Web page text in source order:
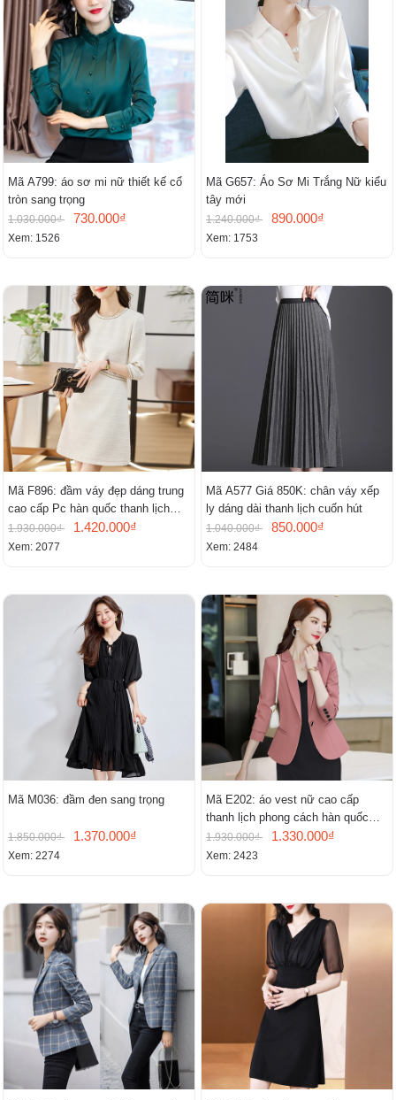
Mã A799: áo sơ mi nữ thiết kế cổ
tròn sang trọng
1.030.000₫ 730.000₫
Xem: 1526
Mã G657: Áo Sơ Mi Trắng Nữ kiểu
tây mới
1.240.000₫ 890.000₫
Xem: 1753
Mã F896: đầm váy đẹp dáng trung
cao cấp Pc hàn quốc thanh lịch
mới
1.930.000₫ 1.420.000₫
Xem: 2077
Mã A577 Giá 850K: chân váy xếp
ly dáng dài thanh lịch cuốn hút
1.040.000₫ 850.000₫
Xem: 2484
Mã M036: đầm đen sang trọng
1.850.000₫ 1.370.000₫
Xem: 2274
Mã E202: áo vest nữ cao cấp
thanh lịch phong cách hàn quốc
mới
1.930.000₫ 1.330.000₫
Xem: 2423